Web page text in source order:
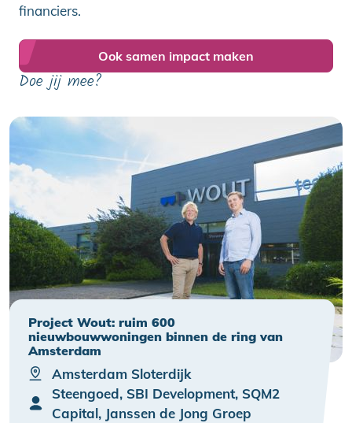
financiers.
Ook samen impact maken
Doe jij mee?
Project Wout: ruim 600
nieuwbouwwoningen binnen de ring van
Amsterdam
Amsterdam Sloterdijk
Steengoed, SBI Development, SQM2
Capital, Janssen de Jong Groep